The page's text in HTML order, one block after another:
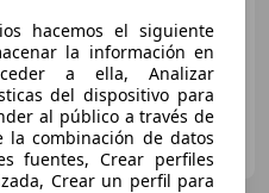
hacemos el siguiente
la información en
a ella, Analizar
del dispositivo para
al público a través de
la combinación de datos
fuentes, Crear perfiles
Crear un perfil para